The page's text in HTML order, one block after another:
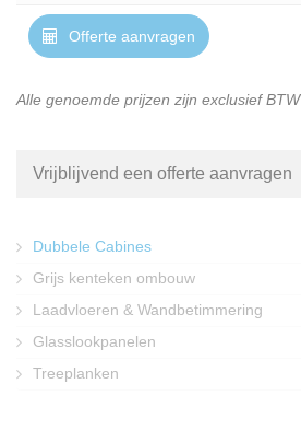
Offerte aanvragen
Alle genoemde prijzen zijn exclusief BTW
Vrijblijvend een offerte aanvragen
Dubbele Cabines
Grijs kenteken ombouw
Laadvloeren & Wandbetimmering
Glasslookpanelen
Treeplanken